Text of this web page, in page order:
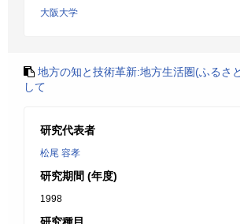
大阪大学
地方の知と技術革新:地方生活圏(ふるさ
して
研究代表者
松尾 容孝
研究期間 (年度)
1998